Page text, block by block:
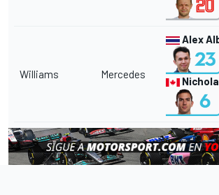
Williams Mercedes
Alex